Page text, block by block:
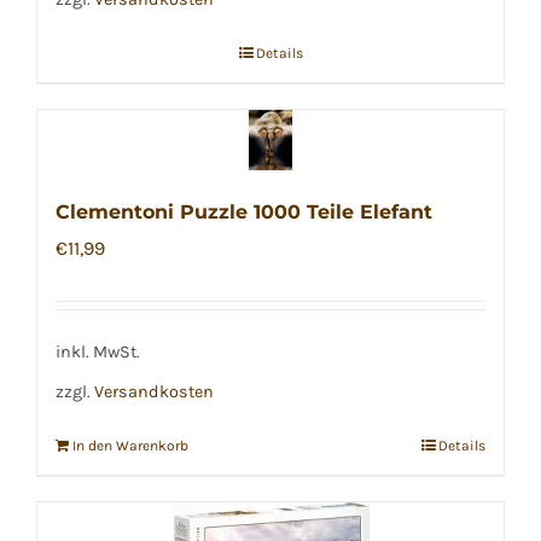
Details
Clementoni Puzzle 1000 Teile Elefant
€11,99
inkl. MwSt.
zzgl. Versandkosten
In den Warenkorb Details